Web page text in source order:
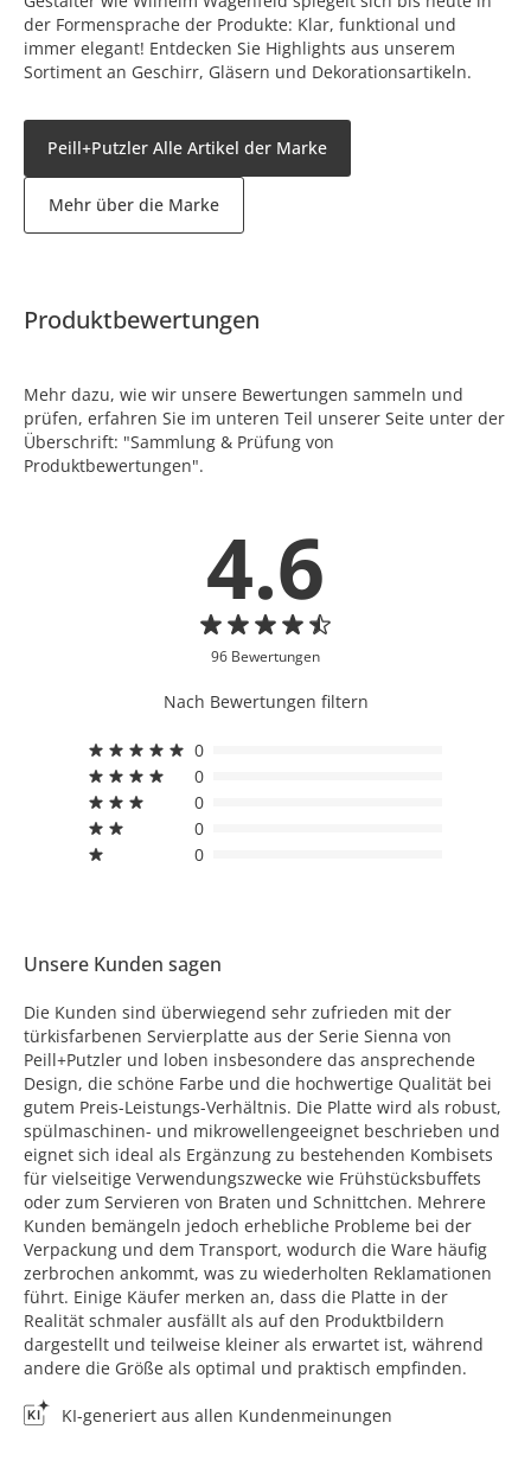
der Formensprache der Produkte: Klar, funktional und
immer elegant! Entdecken Sie Highlights aus unserem
Sortiment an Geschirr, Gläsern und Dekorationsartikeln.
Peill+Putzler Alle Artikel der Marke
Mehr über die Marke
Produktbewertungen
Mehr dazu, wie wir unsere Bewertungen sammeln und
prüfen, erfahren Sie im unteren Teil unserer Seite unter der
Überschrift: "Sammlung & Prüfung von
Produktbewertungen".
4.6
96 Bewertungen
Nach Bewertungen filtern
0
0
0
0
0
Unsere Kunden sagen
Die Kunden sind überwiegend sehr zufrieden mit der
türkisfarbenen Servierplatte aus der Serie Sienna von
Peill+Putzler und loben insbesondere das ansprechende
Design, die schöne Farbe und die hochwertige Qualität bei
gutem Preis-Leistungs-Verhältnis. Die Platte wird als robust,
spülmaschinen- und mikrowellengeeignet beschrieben und
eignet sich ideal als Ergänzung zu bestehenden Kombisets
für vielseitige Verwendungszwecke wie Frühstücksbuffets
oder zum Servieren von Braten und Schnittchen. Mehrere
Kunden bemängeln jedoch erhebliche Probleme bei der
Verpackung und dem Transport, wodurch die Ware häufig
zerbrochen ankommt, was zu wiederholten Reklamationen
führt. Einige Käufer merken an, dass die Platte in der
Realität schmaler ausfällt als auf den Produktbildern
dargestellt und teilweise kleiner als erwartet ist, während
andere die Größe als optimal und praktisch empfinden.
KI-generiert aus allen Kundenmeinungen